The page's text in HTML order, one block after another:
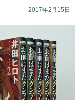
2017年2月15日